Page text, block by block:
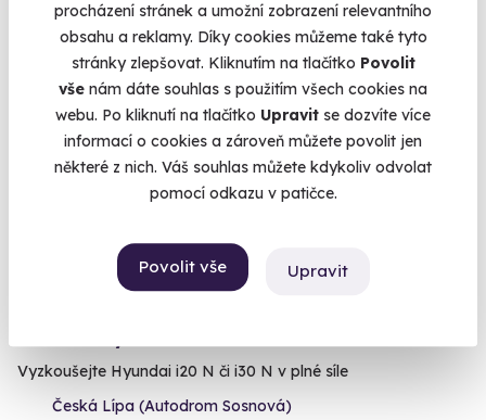
procházení stránek a umožní zobrazení relevantního
obsahu a reklamy. Díky cookies můžeme také tyto
stránky zlepšovat. Kliknutím na tlačítko Povolit
vše nám dáte souhlas s použitím všech cookies na
webu. Po kliknutí na tlačítko Upravit se dozvíte více
informací o cookies a zároveň můžete povolit jen
některé z nich. Váš souhlas můžete kdykoliv odvolat
pomocí odkazu v patičce.
Povolit vše Upravit
1 490 Kč
Volný termín už 08. 08. 2026
Vyzkoušejte Hyundai i20 N či i30 N v plné síle
Česká Lípa (Autodrom Sosnová)